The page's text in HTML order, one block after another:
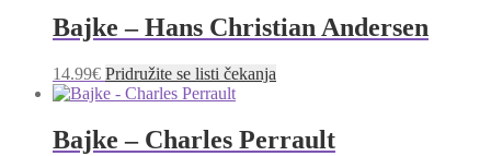
Bajke – Hans Christian Andersen
14.99€ Pridružite se listi čekanja
Bajke – Charles Perrault